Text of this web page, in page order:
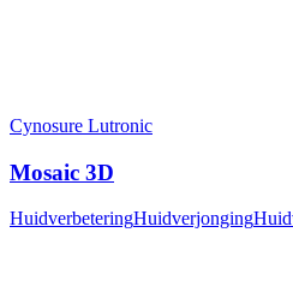
Cynosure Lutronic
Mosaic 3D
HuidverbeteringHuidverjonging